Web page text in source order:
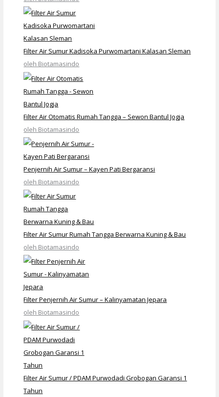
Filter Air Sumur Kadisoka Purwomartani Kalasan Sleman
oleh Biotamasindo
Filter Air Otomatis Rumah Tangga – Sewon Bantul Jogja
oleh Biotamasindo
Penjernih Air Sumur – Kayen Pati Bergaransi
oleh Biotamasindo
Filter Air Sumur Rumah Tangga Berwarna Kuning & Bau
oleh Biotamasindo
Filter Penjernih Air Sumur – Kalinyamatan Jepara
oleh Biotamasindo
Filter Air Sumur / PDAM Purwodadi Grobogan Garansi 1
Tahun